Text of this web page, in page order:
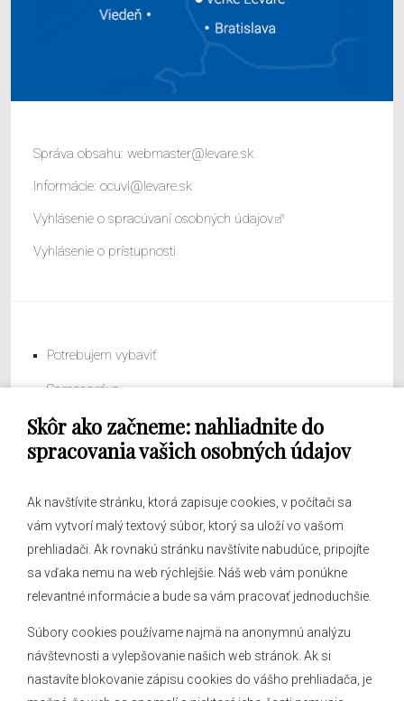
Skôr ako začneme: nahliadnite do
spracovania vašich osobných údajov
Ak navštívite stránku, ktorá zapisuje cookies, v počítači sa
vám vytvorí malý textový súbor, ktorý sa uloží vo vašom
prehliadači. Ak rovnakú stránku navštívite nabudúce, pripojíte
sa vďaka nemu na web rýchlejšie. Náš web vám ponúkne
relevantné informácie a bude sa vám pracovať jednoduchšie.
Súbory cookies používame najmä na anonymnú analýzu
návštevnosti a vylepšovanie našich web stránok. Ak si
nastavíte blokovanie zápisu cookies do vášho prehliadača, je
Správa obsahu: webmaster@levare.sk
Informácie: ocuvl@levare.sk
Vyhlásenie o spracúvaní osobných údajov
Vyhlásenie o prístupnosti
Potrebujem vybaviť
Samospráva
Obecný úrad
O obci
Hlásenia obecného rozhlasu